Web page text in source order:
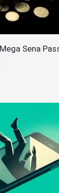
Sena